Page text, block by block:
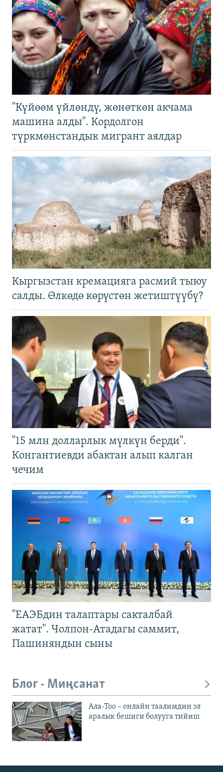
"Күйөөм үйлөндү, жөнөткөн акчама
машина алды". Кордолгон
түркмөнстандык мигрант аялдар
Кыргызстан кремацияга расмий тыюу
салды. Өлкөдө көрүстөн жетиштүүбү?
"15 млн долларлык мүлкүн берди".
Конгантиевди абактан алып калган
чечим
"ЕАЭБдин талаптары сакталбай
жатат". Чолпон-Атадагы саммит,
Пашиняндын сыны
Блог - Миңсанат
Ала-Тоо – онлайн таалимдин эл
аралык бешиги болууга тийиш